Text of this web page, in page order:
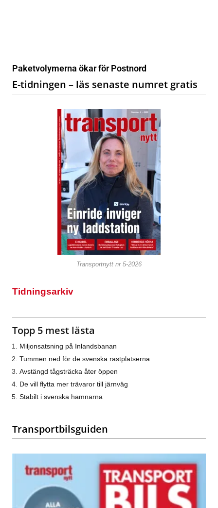
Paketvolymerna ökar för Postnord
E-tidningen – läs senaste numret gratis
Transportnytt nr 5-2026
Tidningsarkiv
Topp 5 mest lästa
Miljonsatsning på Inlandsbanan
Tummen ned för de svenska rastplatserna
Avstängd tågsträcka åter öppen
De vill flytta mer trävaror till järnväg
Stabilt i svenska hamnarna
Transportbilsguiden